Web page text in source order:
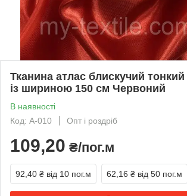
Тканина атлас блискучий
із шириною 150 см Червоний
В наявності
Код: A-010
Опт і роздріб
109,20 ₴/пог.м
92,40 ₴ від 10 пог.м 62,16 ₴ від 50 пог.м